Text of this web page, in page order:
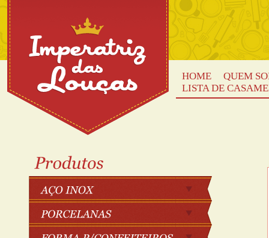
HOME
QUEM
LISTA DE